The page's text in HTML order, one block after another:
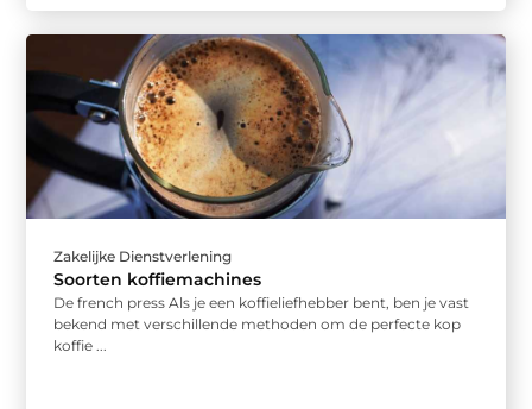
Zakelijke Dienstverlening
Soorten koffiemachines
De french press Als je een koffieliefhebber bent, ben je vast
bekend met verschillende methoden om de perfecte kop
koffie ...